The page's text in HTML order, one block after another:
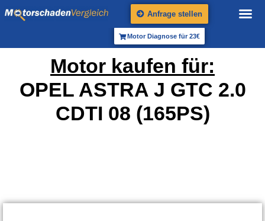
Anfrage stellen
Motor Diagnose für 23€
Motor kaufen für:
OPEL ASTRA J GTC 2.0
CDTI 08 (165PS)